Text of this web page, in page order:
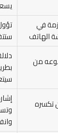
في
الهاتف
من
تكسره